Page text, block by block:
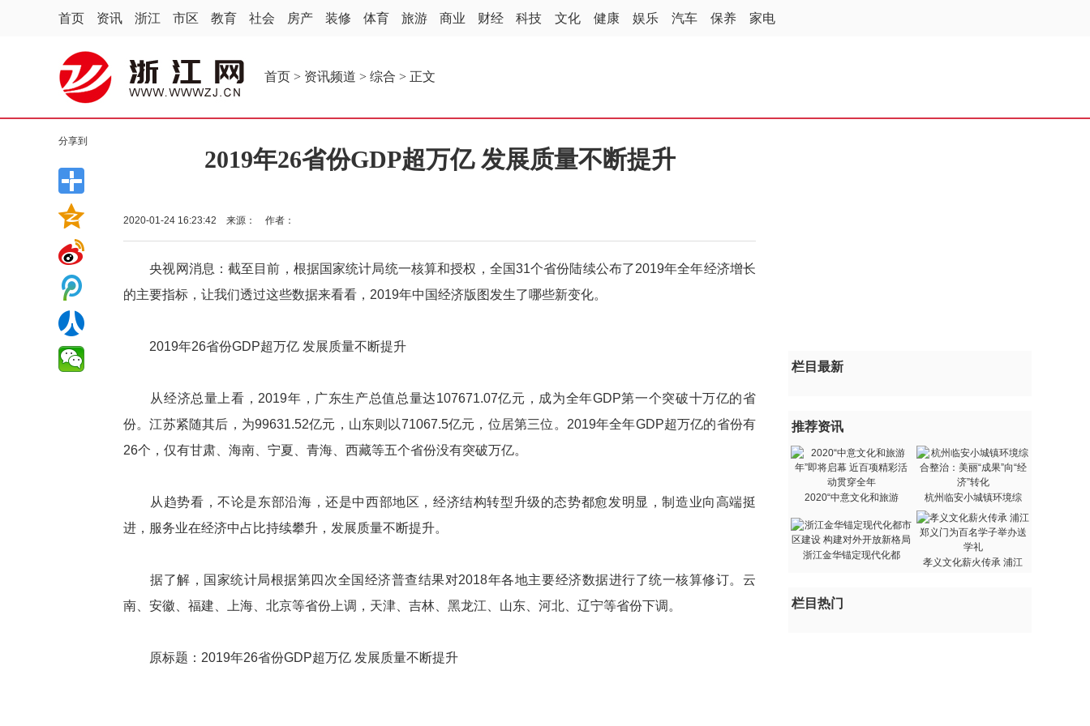
首页 资讯 浙江 市区 教育 社会 房产 装修 体育 旅游 商业 财经 科技 文化 健康 娱乐 汽车 保养 家电
首页 > 资讯频道 > 综合 > 正文
分享到
2019年26省份GDP超万亿 发展质量不断提升
2020-01-24 16:23:42 来源： 作者：
央视网消息：截至目前，根据国家统计局统一核算和授权，全国31个省份陆续公布了2019年全年经济增长
的主要指标，让我们透过这些数据来看看，2019年中国经济版图发生了哪些新变化。
2019年26省份GDP超万亿 发展质量不断提升
从经济总量上看，2019年，广东生产总值总量达107671.07亿元，成为全年GDP第一个突破十万亿的省
份。江苏紧随其后，为99631.52亿元，山东则以71067.5亿元，位居第三位。2019年全年GDP超万亿的省份有
26个，仅有甘肃、海南、宁夏、青海、西藏等五个省份没有突破万亿。
从趋势看，不论是东部沿海，还是中西部地区，经济结构转型升级的态势都愈发明显，制造业向高端挺
进，服务业在经济中占比持续攀升，发展质量不断提升。
据了解，国家统计局根据第四次全国经济普查结果对2018年各地主要经济数据进行了统一核算修订。云
南、安徽、福建、上海、北京等省份上调，天津、吉林、黑龙江、山东、河北、辽宁等省份下调。
原标题：2019年26省份GDP超万亿 发展质量不断提升
栏目最新
推荐资讯
2020“中意文化和旅游 杭州临安小城镇环境综
浙江金华锚定现代化都
孝义文化薪火传承 浦江
栏目热门